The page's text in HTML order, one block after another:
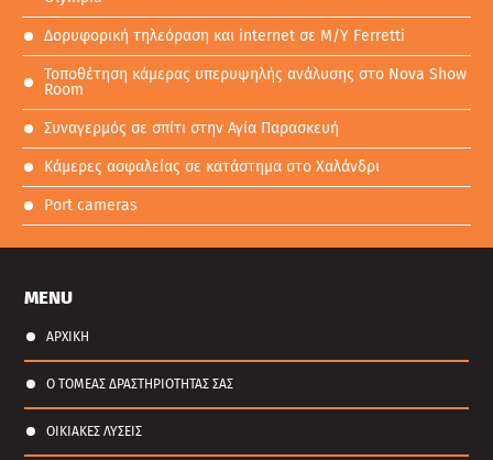
Δορυφορική τηλεόραση και internet σε M/Y Ferretti
Τοποθέτηση κάμερας υπερυψηλής ανάλυσης στο Nova Show
Room
Συναγερμός σε σπίτι στην Αγία Παρασκευή
Κάμερες ασφαλείας σε κατάστημα στο Χαλάνδρι
Port cameras
MENU
ΑΡΧΙΚΗ
Ο ΤΟΜΕΑΣ ΔΡΑΣΤΗΡΙΟΤΗΤΑΣ ΣΑΣ
ΟΙΚΙΑΚΕΣ ΛΥΣΕΙΣ